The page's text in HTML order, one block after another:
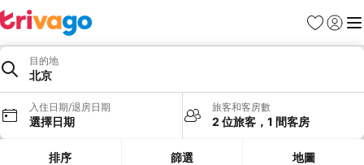
我的最愛
登入 選
目的地
北京
入住日期/退房日期
選擇日期
旅客和客房數
2 位旅客，1 間客房
排序 篩選 地圖